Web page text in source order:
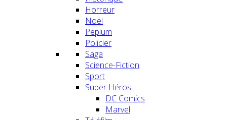
Horreur
Noël
Peplum
Policier
Saga
Science-Fiction
Sport
Super Héros
DC Comics
Marvel